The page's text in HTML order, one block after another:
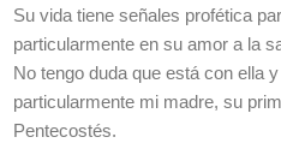
Su vida tiene señales profética
particularmente en su amor a la
No tengo duda que está con ella
particularmente mi madre, su
Pentecostés.